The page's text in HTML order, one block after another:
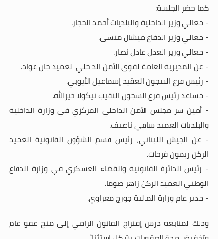
كما حضر الجلسة:
- معالي وزير الداخلية والبلديات أحمد الحجار.
- معالي وزير الدفاع ميشال منسى.
- معالي وزير العدل عادل نصار.
- عن المديرية العامة لقوى الأمن الداخلي العميد جان عواد.
- رئيس فرع السجون العقيد إسماعيل الأيوبي.
- مساعد رئيس فرع السجون النقيب نيكولا خيرالله.
- أمين سر مجلس الأمن الداخلي المركزي في وزارة الداخلية
والبلديات العميد سامي ناصيف.
- عن الجيش اللبناني، رئيس قسم الشؤون القانونية العميد
الركن ريمون فرحات.
- رئيس الدائرة القانونية والقضاء العسكري في وزارة الدفاع
الوطني العميد الركن زاهر صوما.
- مدير عام وزارة المالية جورج معراوي.
وذلك لمتابعة درس إقتراح القانون الرامي إلى منح عفو عام